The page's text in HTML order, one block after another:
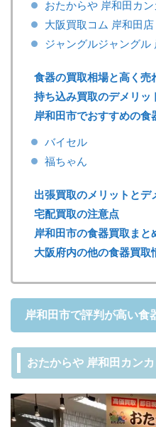
おたからや 岸和田カ
大阪買取コム 岸和田店
ジャングルジャングル
食器の買取相場と高く売
持ち込み買取のデメリッ
岸和田市でおすすめの食
バイセル
福ちゃん
出張買取のメリットとデ
宅配買取の注意点
岸和田市の食器買取まと
大阪府内の他の食器買取
岸和田市で評判が高い食
おたからや 岸和田カン